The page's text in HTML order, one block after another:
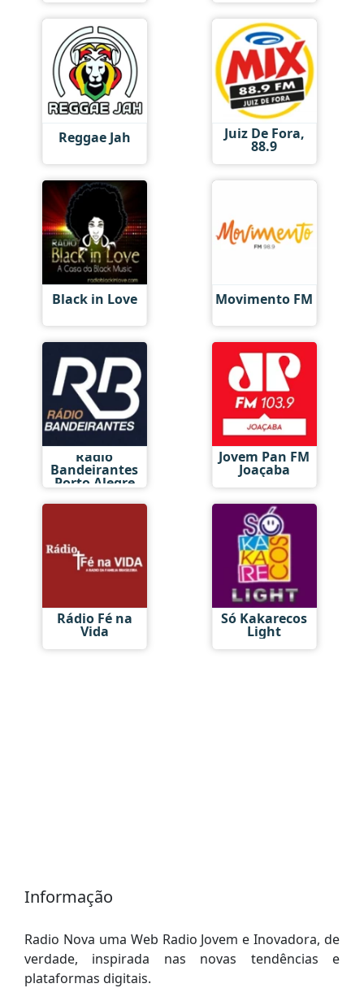
Reggae Jah Juiz De Fora,
88.9
Black in Love Movimento FM
Rádio
Bandeirantes
Porto Alegre
Jovem Pan FM
Joaçaba
Rádio Fé na
Vida
Só Kakarecos
Light
Informação
Radio Nova uma Web Radio Jovem e Inovadora, de
verdade, inspirada nas novas tendências e
plataformas digitais.